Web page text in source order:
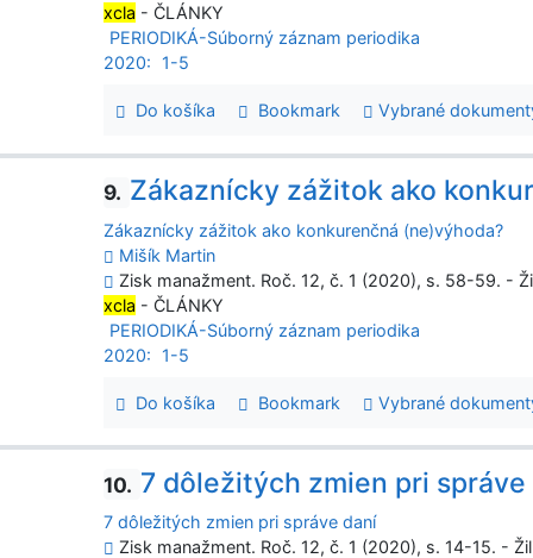
xcla - ČLÁNKY
PERIODIKÁ-Súborný záznam periodika
2020:
1-5
Do košíka Bookmark Vybrané
9. Zákaznícky zážitok ako
Zákaznícky zážitok ako konkurenčná (ne)výhoda?
Mišík Martin
Zisk manažment. Roč. 12, č. 1 (2020), s. 58-59. -
xcla - ČLÁNKY
PERIODIKÁ-Súborný záznam periodika
2020:
1-5
Do košíka Bookmark Vybrané
10. 7 dôležitých zmien pri správe
7 dôležitých zmien pri správe daní
Zisk manažment. Roč. 12, č. 1 (2020), s. 14-15. -